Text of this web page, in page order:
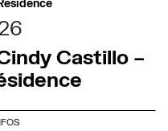
Castillo –